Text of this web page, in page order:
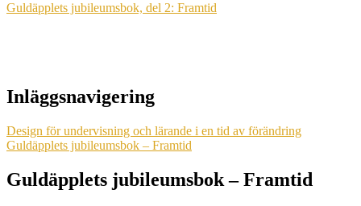
Guldäpplets jubileumsbok, del 2: Framtid
Inläggsnavigering
Design för undervisning och lärande i en tid av förändring
Guldäpplets jubileumsbok – Framtid
Guldäpplets jubileumsbok – Framtid